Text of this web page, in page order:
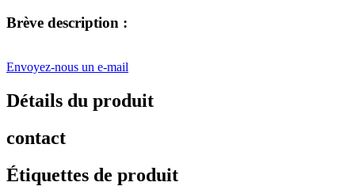
Brève description :
Envoyez-nous un e-mail
Détails du produit
contact
Étiquettes de produit